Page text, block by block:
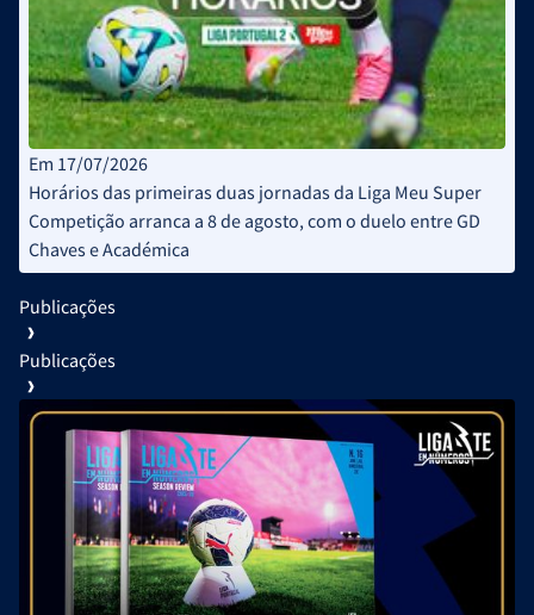
Publicações
Publicações
Em 17/07/2026
Horários das primeiras duas jornadas da Liga Meu Super
Competição arranca a 8 de agosto, com o duelo entre GD
Chaves e Académica